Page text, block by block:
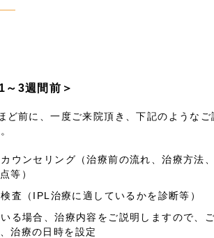
～3週間前＞
ど前に、一度ご来院頂き、下記のようなご
ウンセリング （治療前の流れ、治療方法
等）
査
（IPL治療に適しているかを診断等）
いる場合、治療内容をご説明しますので、
治療の日時を設定